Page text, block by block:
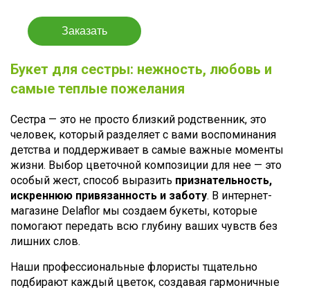
Букет для сестры: нежность, любовь и
самые теплые пожелания
Сестра — это не просто близкий родственник, это
человек, который разделяет с вами воспоминания
детства и поддерживает в самые важные моменты
жизни. Выбор цветочной композиции для нее — это
особый жест, способ выразить признательность,
искреннюю привязанность и заботу. В интернет-
магазине Delaflor мы создаем букеты, которые
помогают передать всю глубину ваших чувств без
лишних слов.
Наши профессиональные флористы тщательно
подбирают каждый цветок, создавая гармоничные